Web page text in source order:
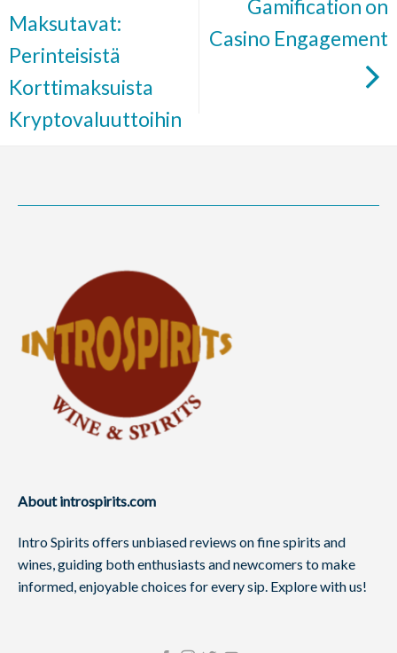
Maksutavat:
Perinteisistä
Korttimaksuista
Kryptovaluuttoihin
Gamification on
Casino Engagement
About introspirits.com
Intro Spirits offers unbiased reviews on fine spirits and
wines, guiding both enthusiasts and newcomers to make
informed, enjoyable choices for every sip. Explore with us!